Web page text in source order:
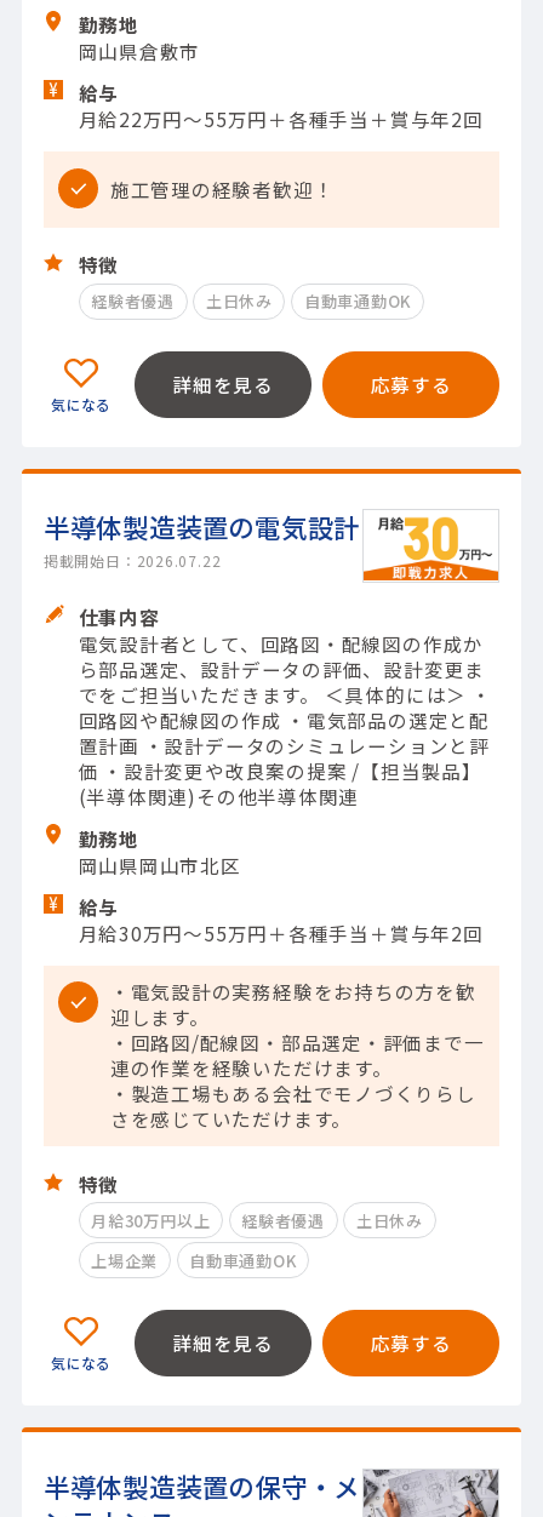
勤務地
岡山県倉敷市
給与
月給22万円～55万円＋各種手当＋賞与年2回
施工管理の経験者歓迎！
特徴
経験者優遇 土日休み 自動車通勤OK
詳細を見る 応募する
半導体製造装置の電気設計
掲載開始日：2026.07.22
仕事内容
電気設計者として、回路図・配線図の作成か
ら部品選定、設計データの評価、設計変更ま
でをご担当いただきます。 ＜具体的には＞ ・
回路図や配線図の作成 ・電気部品の選定と配
置計画 ・設計データのシミュレーションと評
価 ・設計変更や改良案の提案 /【担当製品】
(半導体関連)その他半導体関連
勤務地
岡山県岡山市北区
給与
月給30万円～55万円＋各種手当＋賞与年2回
・電気設計の実務経験をお持ちの方を歓
迎します。
・回路図/配線図・部品選定・評価まで一
連の作業を経験いただけます。
・製造工場もある会社でモノづくりらし
さを感じていただけます。
特徴
月給30万円以上 経験者優遇
土日休み
上場企業
自動車通勤OK
詳細を見る 応募する
半導体製造装置の保守・メ